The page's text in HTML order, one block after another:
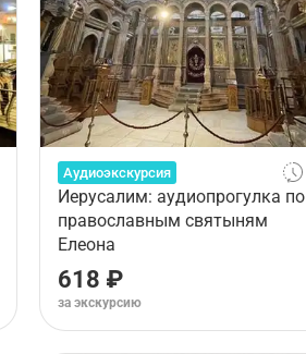
Аудиоэкскурсия
Иерусалим: аудиопрогулка по
православным святыням
Елеона
618 ₽
за экскурсию